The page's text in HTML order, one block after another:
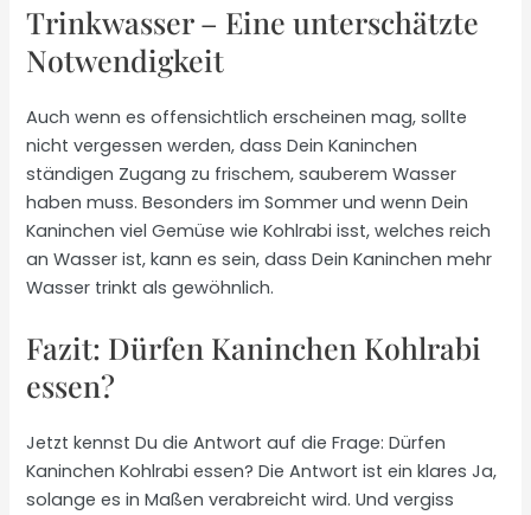
Trinkwasser – Eine unterschätzte
Notwendigkeit
Auch wenn es offensichtlich erscheinen mag, sollte
nicht vergessen werden, dass Dein Kaninchen
ständigen Zugang zu frischem, sauberem Wasser
haben muss. Besonders im Sommer und wenn Dein
Kaninchen viel Gemüse wie Kohlrabi isst, welches reich
an Wasser ist, kann es sein, dass Dein Kaninchen mehr
Wasser trinkt als gewöhnlich.
Fazit: Dürfen Kaninchen Kohlrabi
essen?
Jetzt kennst Du die Antwort auf die Frage: Dürfen
Kaninchen Kohlrabi essen? Die Antwort ist ein klares Ja,
solange es in Maßen verabreicht wird. Und vergiss